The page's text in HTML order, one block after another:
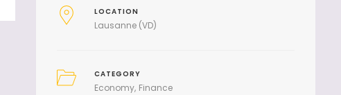
LOCATION
Lausanne (VD)
CATEGORY
Economy Finance